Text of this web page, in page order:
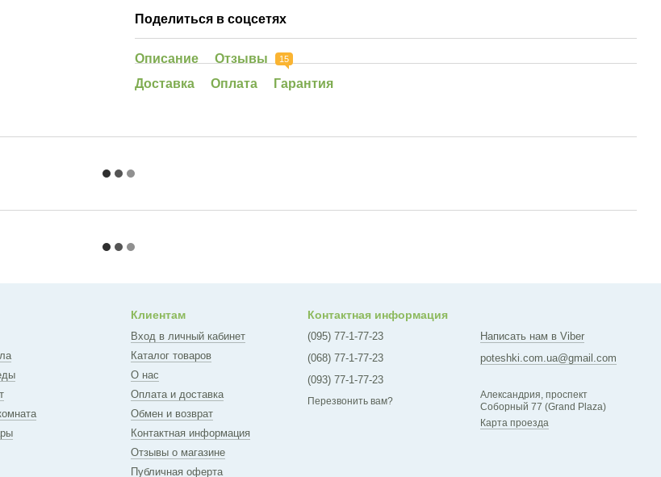
Поделиться в соцсетях
Описание Отзывы 15
Доставка Оплата Гарантия
Клиентам
Вход в личный кабинет
Каталог товаров
О нас
Оплата и доставка
Обмен и возврат
Контактная информация
Отзывы о магазине
Публичная оферта
Контактная информация
(095) 77-1-77-23
(068) 77-1-77-23
(093) 77-1-77-23
Перезвонить вам?
Написать нам в Viber
poteshki.com.ua@gmail.com
Александрия, проспект
Соборный 77 (Grand Plaza)
Карта проезда